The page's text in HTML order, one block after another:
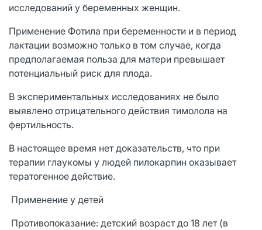
исследований у беременных женщин.
Применение Фотила при беременности и в период
лактации возможно только в том случае, когда
предполагаемая польза для матери превышает
потенциальный риск для плода.
В экспериментальных исследованиях не было
выявлено отрицательного действия тимолола на
фертильность.
В настоящее время нет доказательств, что при
терапии глаукомы у людей пилокарпин оказывает
тератогенное действие.
Применение у детей
Противопоказание: детский возраст до 18 лет (в